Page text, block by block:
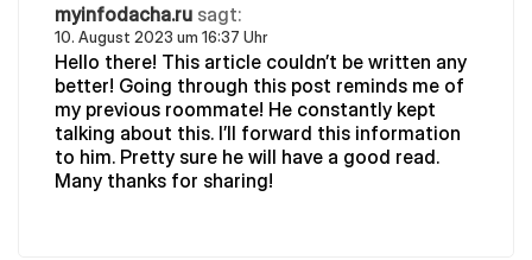
myinfodacha.ru sagt:
10. August 2023 um 16:37 Uhr
Hello there! This article couldn’t be written any
better! Going through this post reminds me of
my previous roommate! He constantly kept
talking about this. I’ll forward this information
to him. Pretty sure he will have a good read.
Many thanks for sharing!